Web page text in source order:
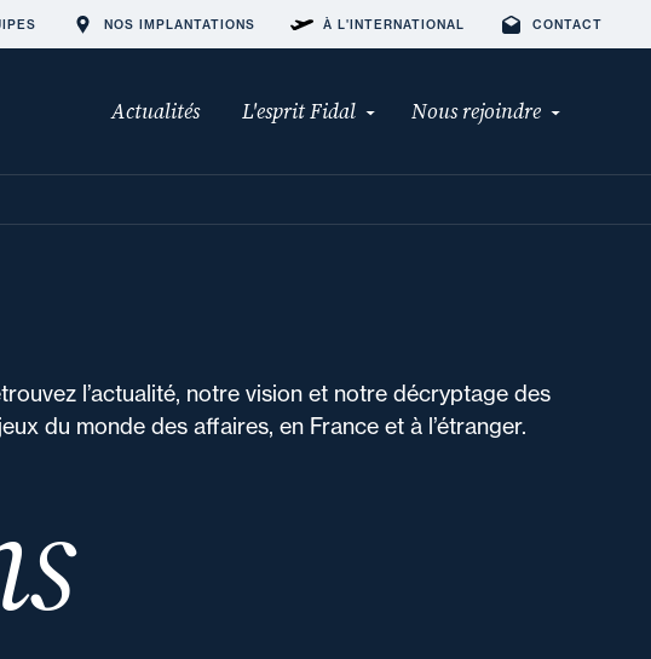
NOS IMPLANTATIONS À L'INTERNATIONAL CONTACT
Actualités L'esprit Fidal Nous rejoindre
l’actualité, notre vision et notre décryptage des
du monde des affaires, en France et à l’étranger.